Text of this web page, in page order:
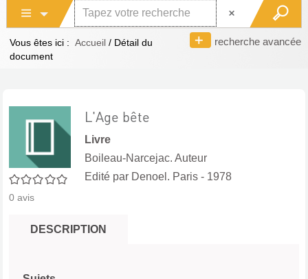
recherche avancée
Vous êtes ici : Accueil / Détail du
document
0/5
0 avis
L'Age bête
Livre
Boileau-Narcejac. Auteur
Edité par Denoel. Paris - 1978
DESCRIPTION